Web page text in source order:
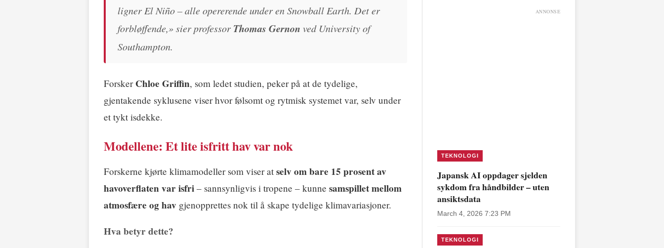
ligner El Niño – alle opererende under en Snowball Earth. Det er
forbløffende,» sier professorThomas Gernon ved University of
Southampton.
Forsker Chloe Griffin, som ledet studien, peker på at de tydelige,
gjentakende syklusene viser hvor følsomt og rytmisk systemet var, selv under
et tykt isdekke.
Modellene: Et lite isfritt hav var nok
Forskerne kjørte klimamodeller som viser at selv om bare 15 prosent av
havoverflaten var isfri – sannsynligvis i tropene – kunne samspillet mellom
atmosfære og hav gjenopprettes nok til å skape tydelige klimavariasjoner.
Hva betyr dette?
ANNONSE
TEKNOLOGI
Japansk AI oppdager sjelden
sykdom fra håndbilder – uten
ansiktsdata
March 4, 2026 7:23 PM
TEKNOLOGI